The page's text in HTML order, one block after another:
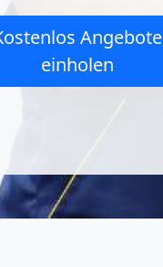
Angebote
einholen